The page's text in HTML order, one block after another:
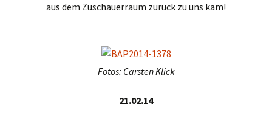
aus dem Zuschauerraum zurück zu uns kam!
Fotos: Carsten Klick
21.02.14